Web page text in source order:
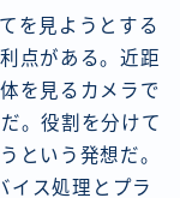
を見ようとする
点がある。近距
を見るカメラで
。役割を分けて
という発想だ。
イス処理とプラ